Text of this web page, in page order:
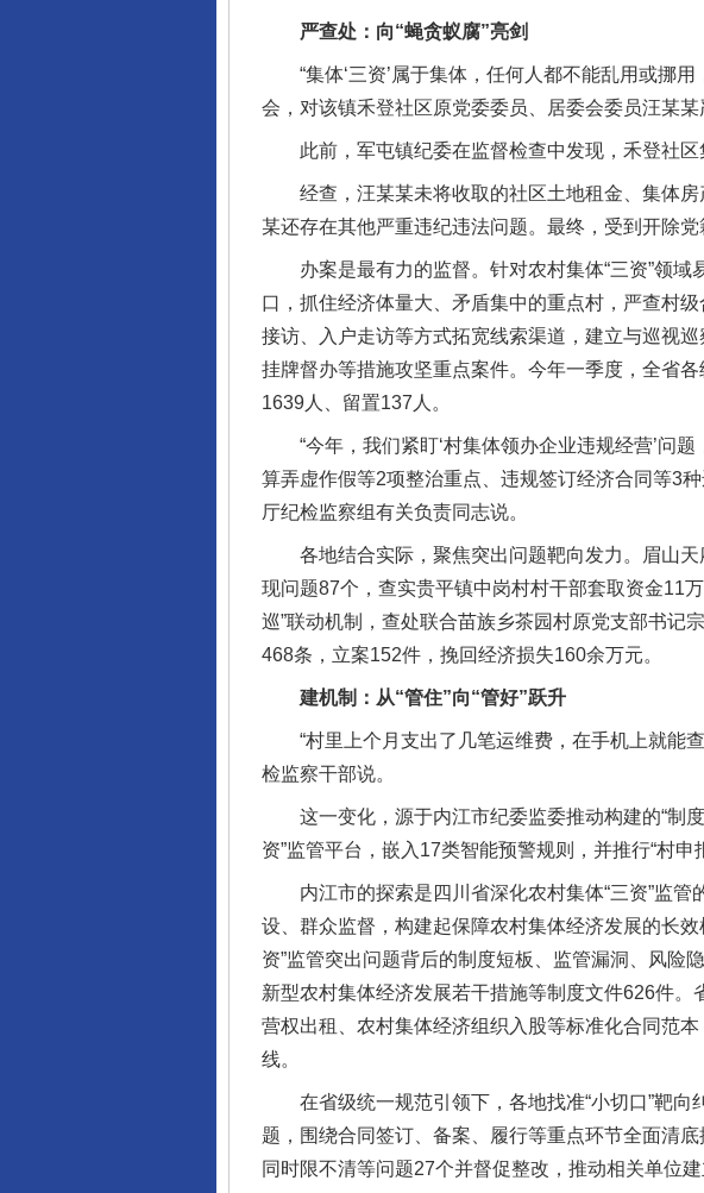
严查处：向“蝇贪蚁腐”亮剑
“集体‘三资’属于集体，任何人都不能乱用或挪
会，对该镇禾登社区原党委委员、居委会委员汪某某
此前，军屯镇纪委在监督检查中发现，禾登社区
经查，汪某某未将收取的社区土地租金、集体房
某还存在其他严重违纪违法问题。最终，受到开除
办案是最有力的监督。针对农村集体“三资”领域
口，抓住经济体量大、矛盾集中的重点村，严查村
接访、入户走访等方式拓宽线索渠道，建立与巡视
挂牌督办等措施攻坚重点案件。今年一季度，全省
1639人、留置137人。
“今年，我们紧盯‘村集体领办企业违规经营’问题
算弄虚作假等2项整治重点、违规签订经济合同等3
厅纪检监察组有关负责同志说。
各地结合实际，聚焦突出问题靶向发力。眉山天
现问题87个，查实贵平镇中岗村村干部套取资金11
巡”联动机制，查处联合苗族乡茶园村原党支部书记
468条，立案152件，挽回经济损失160余万元。
建机制：从“管住”向“管好”跃升
“村里上个月支出了几笔运维费，在手机上就能查
检监察干部说。
这一变化，源于内江市纪委监委推动构建的“制度
资”监管平台，嵌入17类智能预警规则，并推行“村
内江市的探索是四川省深化农村集体“三资”监管
设、群众监督，构建起保障农村集体经济发展的长
资”监管突出问题背后的制度短板、监管漏洞、风险
新型农村集体经济发展若干措施等制度文件626件
营权出租、农村集体经济组织入股等标准化合同范
线。
在省级统一规范引领下，各地找准“小切口”靶向
题，围绕合同签订、备案、履行等重点环节全面清
同时限不清等问题27个并督促整改，推动相关单位